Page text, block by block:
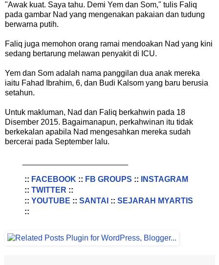
"Awak kuat. Saya tahu. Demi Yem dan Som," tulis Faliq
pada gambar Nad yang mengenakan pakaian dan tudung
berwarna putih.
Faliq juga memohon orang ramai mendoakan Nad yang kini
sedang bertarung melawan penyakit di ICU.
Yem dan Som adalah nama panggilan dua anak mereka
iaitu Fahad Ibrahim, 6, dan Budi Kalsom yang baru berusia
setahun.
Untuk makluman, Nad dan Faliq berkahwin pada 18
Disember 2015. Bagaimanapun, perkahwinan itu tidak
berkekalan apabila Nad mengesahkan mereka sudah
bercerai pada September lalu.
:: FACEBOOK :: FB GROUPS ::
INSTAGRAM
:: TWITTER ::
:: YOUTUBE :: SANTAI :: SEJARAH MYARTIS
::